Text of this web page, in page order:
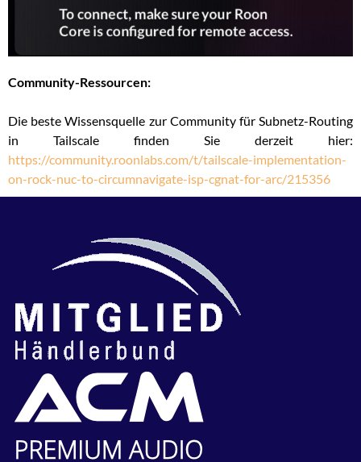
Community-Ressourcen:
Die beste Wissensquelle zur Community für Subnetz-Routing
in Tailscale finden Sie derzeit hier:
https://community.roonlabs.com/t/tailscale-implementation-
on-rock-nuc-to-circumnavigate-isp-cgnat-for-arc/215356